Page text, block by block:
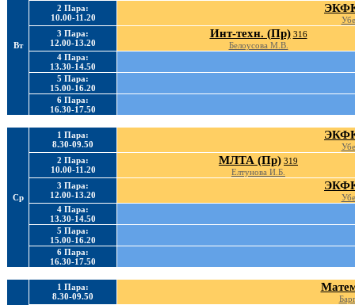
Вт
2 Пара:
10.00-11.20
3 Пара:
12.00-13.20
Инт-техн. (Пр) 316
Белоусова М.В.
4 Пара:
13.30-14.50
5 Пара:
15.00-16.20
6 Пара:
16.30-17.50
Ср
1 Пара:
8.30-09.50
2 Пара:
10.00-11.20
МЛТА (Пр) 319
Елтунова И.Б.
3 Пара:
12.00-13.20
4 Пара:
13.30-14.50
5 Пара:
15.00-16.20
6 Пара:
16.30-17.50
1 Пара:
8.30-09.50